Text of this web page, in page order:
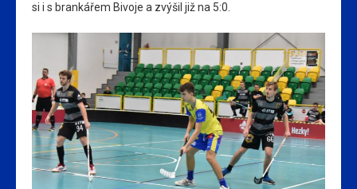
si i s brankářem Bivoje a zvýšil již na 5:0.